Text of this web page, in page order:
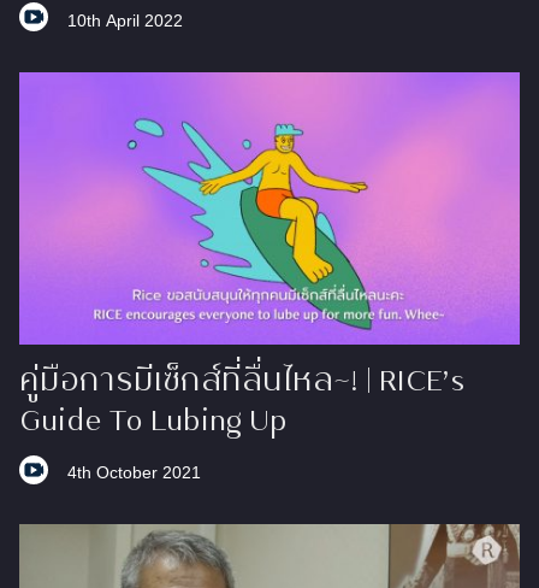
10th April 2022
คู่มือการมีเซ็กส์ที่ลื่นไหล~! ​| RICE’s
Guide To Lubing Up
4th October 2021